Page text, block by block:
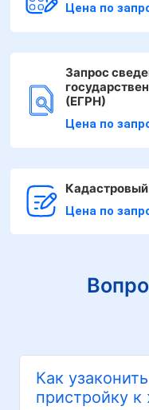
Цена по
Запрос
(ЕГРН)
Цена по
Кадастровый
Цена по
Как
пристройку